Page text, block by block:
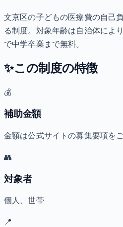
文京区の子どもの医療費の自己
る制度。対象年齢は自治体によ
で中学卒業まで無料。
✨この制度の特徴
💰
補助金額
金額は公式サイトの募集要項を
👥
対象者
個人、世帯
📍